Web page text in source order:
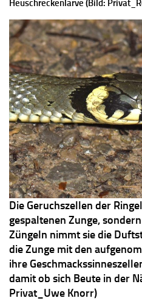
Heuschreckenlarve (Bild:
Die Geruchszellen der
gespaltenen Zunge,
Züngeln nimmt sie die
die Zunge mit den
ihre
damit ob sich Beute in der
Privat_Uwe Knorr)